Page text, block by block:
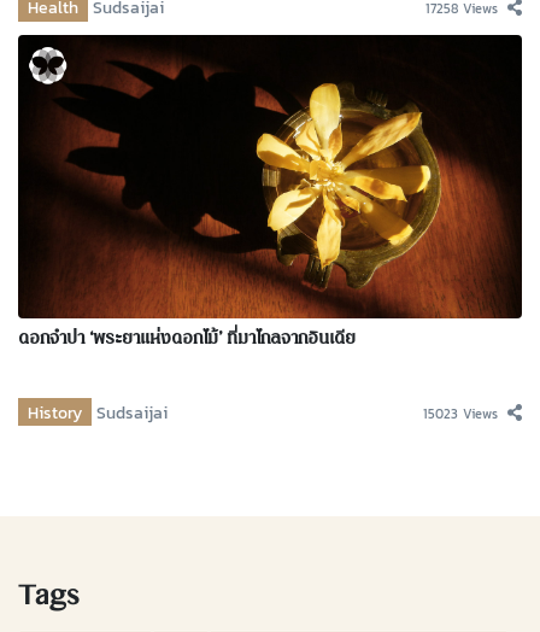
Health Sudsaijai 17258 Views
ดอกจำปา ‘พระยาแห่งดอกไม้’ ที่มาไกลจากอินเดีย
History Sudsaijai 15023 Views
Tags